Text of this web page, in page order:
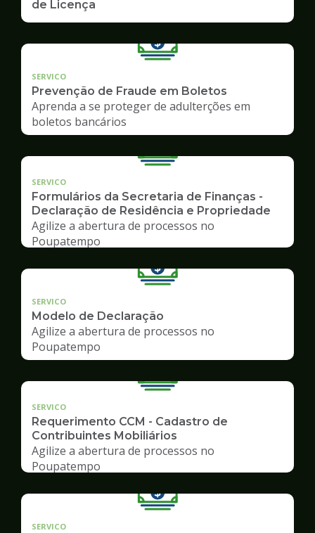
de Licença
SERVICO
Prevenção de Fraude em Boletos
Aprenda a se proteger de adulterções em
boletos bancários
SERVICO
Formulários da Secretaria de Finanças -
Declaração de Residência e Propriedade
Agilize a abertura de processos no
Poupatempo
SERVICO
Modelo de Declaração
Agilize a abertura de processos no
Poupatempo
SERVICO
Requerimento CCM - Cadastro de
Contribuintes Mobiliários
Agilize a abertura de processos no
Poupatempo
SERVICO